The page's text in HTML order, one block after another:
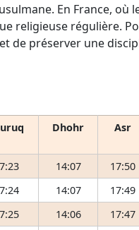
En France,
religieuse régulière.
de préserver une
Dhohr Asr
14:07 17:50
14:07 17:49
14:06 17:47